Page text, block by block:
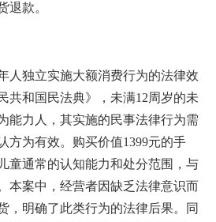
退款。
独立实施大额消费行为的法律效
共和国民法典》，未满12周岁的未
能力人，其实施的民事法律行为需
方为有效。购买价值1399元的手
童通常的认知能力和处分范围，与
本案中，经营者因缺乏法律意识而
，明确了此类行为的法律后果。同